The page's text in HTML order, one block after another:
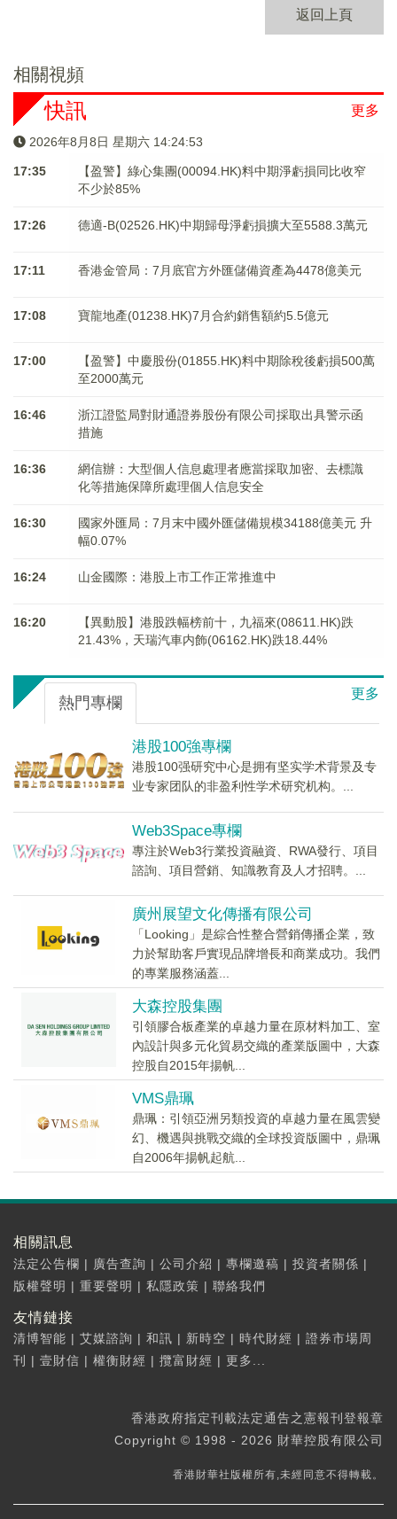
返回上頁
相關視頻
更多
快訊
2026年8月8日 星期六 14:24:53
17:35
【盈警】綠心集團(00094.HK)料中期淨虧損同比收窄
不少於85%
17:26 德適-B(02526.HK)中期歸母淨虧損擴大至5588.3萬元
17:11 香港金管局：7月底官方外匯儲備資產為4478億美元
17:08 寶龍地產(01238.HK)7月合約銷售額約5.5億元
17:00
【盈警】中慶股份(01855.HK)料中期除稅後虧損500萬
至2000萬元
16:46
浙江證監局對財通證券股份有限公司採取出具警示函
措施
16:36
網信辦：大型個人信息處理者應當採取加密、去標識
化等措施保障所處理個人信息安全
16:30
國家外匯局：7月末中國外匯儲備規模34188億美元 升
幅0.07%
16:24 山金國際：港股上市工作正常推進中
16:20
【異動股】港股跌幅榜前十，九福來(08611.HK)跌
21.43%，天瑞汽車内飾(06162.HK)跌18.44%
更多
熱門專欄
港股100強專欄
港股100强研究中心是拥有坚实学术背景及专
业专家团队的非盈利性学术研究机构。...
Web3Space專欄
專注於Web3行業投資融資、RWA發行、項目
諮詢、項目營銷、知識教育及人才招聘。...
廣州展望文化傳播有限公司
「Looking」是綜合性整合營銷傳播企業，致
力於幫助客戶實現品牌增長和商業成功。我們
的專業服務涵蓋...
大森控股集團
引領膠合板產業的卓越力量在原材料加工、室
內設計與多元化貿易交織的產業版圖中，大森
控股自2015年揚帆...
VMS鼎珮
鼎珮：引領亞洲另類投資的卓越力量在風雲變
幻、機遇與挑戰交織的全球投資版圖中，鼎珮
自2006年揚帆起航...
相關訊息
法定公告欄 | 廣告查詢 | 公司介紹 | 專欄邀稿 | 投資者關係 |
版權聲明 | 重要聲明 | 私隱政策 | 聯絡我們
友情鏈接
清博智能 | 艾媒諮詢 | 和訊 | 新時空 | 時代財經 | 證券市場周
刊
| 壹財信 | 權衡財經 | 攬富財經 | 更多...
香港政府指定刊載法定通告之憲報刊登報章
Copyright © 1998 - 2026 財華控股有限公司
香港財華社版權所有,未經同意不得轉載。